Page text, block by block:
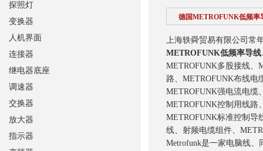
德国METROFUNK低频率
上海轶舜贸易有限公司常
METROFUNK低频率导线
METROFUNK多股接线、
路、METROFUNK布线电
METROFUNK强电流电缆
METROFUNK控制用线路
METROFUNK标准控制导
线、射频电缆组件、
Metrofunk是一家电脑
探照灯
变换器
人机界面
连接器
继电器底座
调速器
交换器
放大器
指示器